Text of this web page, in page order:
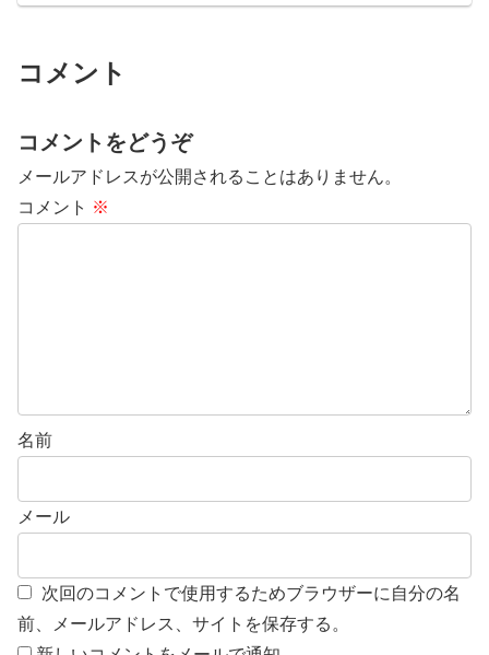
コメント
コメントをどうぞ
メールアドレスが公開されることはありません。
コメント ※
名前
メール
次回のコメントで使用するためブラウザーに自分の名
前、メールアドレス、サイトを保存する。